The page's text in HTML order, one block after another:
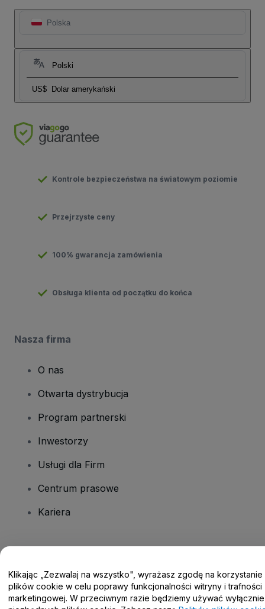
Polska
Polski
US$ Dolar amerykański
Kontrole bezpieczeństwa na światowym poziomie
Przejrzyste ceny
100% gwarancja zamówienia
Obsługa klienta od początku do końca
Nasza firma
O nas
Otwarta dystrybucja
Program partnerski
Inwestorzy
Usługi dla Firm
Centrum prasowe
Kariera
Centrum pomocy / Skontaktuj się z nami
Klikając „Zezwalaj na wszystko", wyrażasz zgodę na korzystanie
plików cookie w celu poprawy funkcjonalności witryny i trafności
marketingowej. W przeciwnym razie będziemy używać wyłącznie